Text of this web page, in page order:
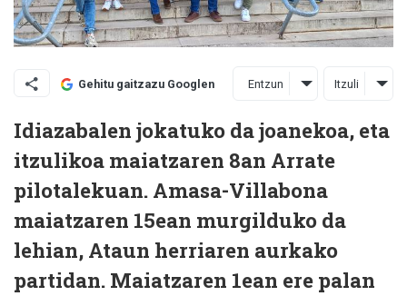
Gehitu gaitzazu Googlen Entzun Itzuli
Idiazabalen jokatuko da joanekoa, eta
itzulikoa maiatzaren 8an Arrate
pilotalekuan. Amasa-Villabona
maiatzaren 15ean murgilduko da
lehian, Ataun herriaren aurkako
partidan. Maiatzaren 1ean ere palan